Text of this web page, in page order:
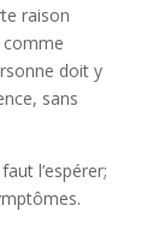
raison
doit y
sans
l’espérer;